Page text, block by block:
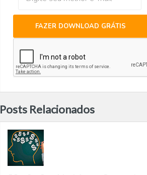
FAZER DOWNLOAD GRÁTIS
Posts Relacionados